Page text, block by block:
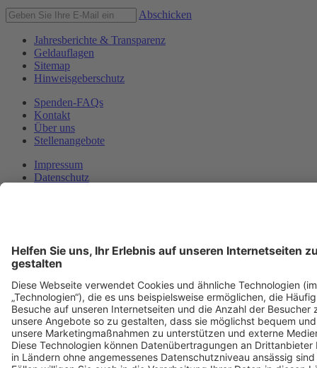
Abschicken
Jahresberichte & Transparenz
Geldauflagen
Sitemap
Hinweisgeberschutz
Spenden-FAQs
Kontakt
Über uns
Stellenangebote
Impressum
Datenschutz
© Copyright 1999 - 2026 Deutsche Umwelthilfe e.V.